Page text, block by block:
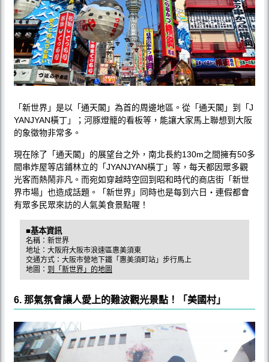
「新世界」是以「通天閣」為首的周邊地區。從「通天閣」到「J
YANJYAN橫丁」；河豚燈籠的看板等，能讓大家馬上聯想到大阪
的象徵物非常多。
現在除了「通天閣」的展望台之外，南北長約130m之間擁有50多
間串炸屋等店鋪林立的「JYANJYAN橫丁」等，每天都因眾多觀
光客而熱鬧非凡。而宛如穿越時空回到昭和時代的商店街「新世
界市場」也造成話題。「新世界」同時也是每到六日‧連假都會
有眾多民眾來訪的人氣美食景點喔！
■基本資訊
名稱：新世界
地址：大阪府大阪市浪速區惠美須東
交通方式：大阪市營地下鐵「惠美須町站」步行馬上
地圖： 到「新世界」的地圖
6. 那氣氛會讓人愛上的難波觀光景點！「美國村」